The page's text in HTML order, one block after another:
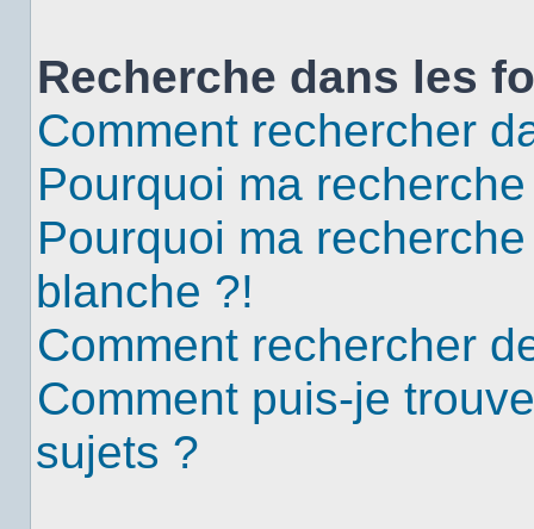
Recherche dans les
Comment rechercher
Pourquoi ma
Pourquoi ma
blanche ?!
Comment rechercher
Comment puis-je
sujets ?